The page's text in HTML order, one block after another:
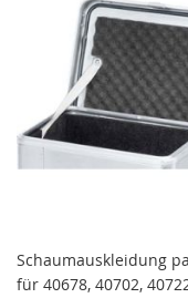
Schaumauskleidung
für 40678, 40702,